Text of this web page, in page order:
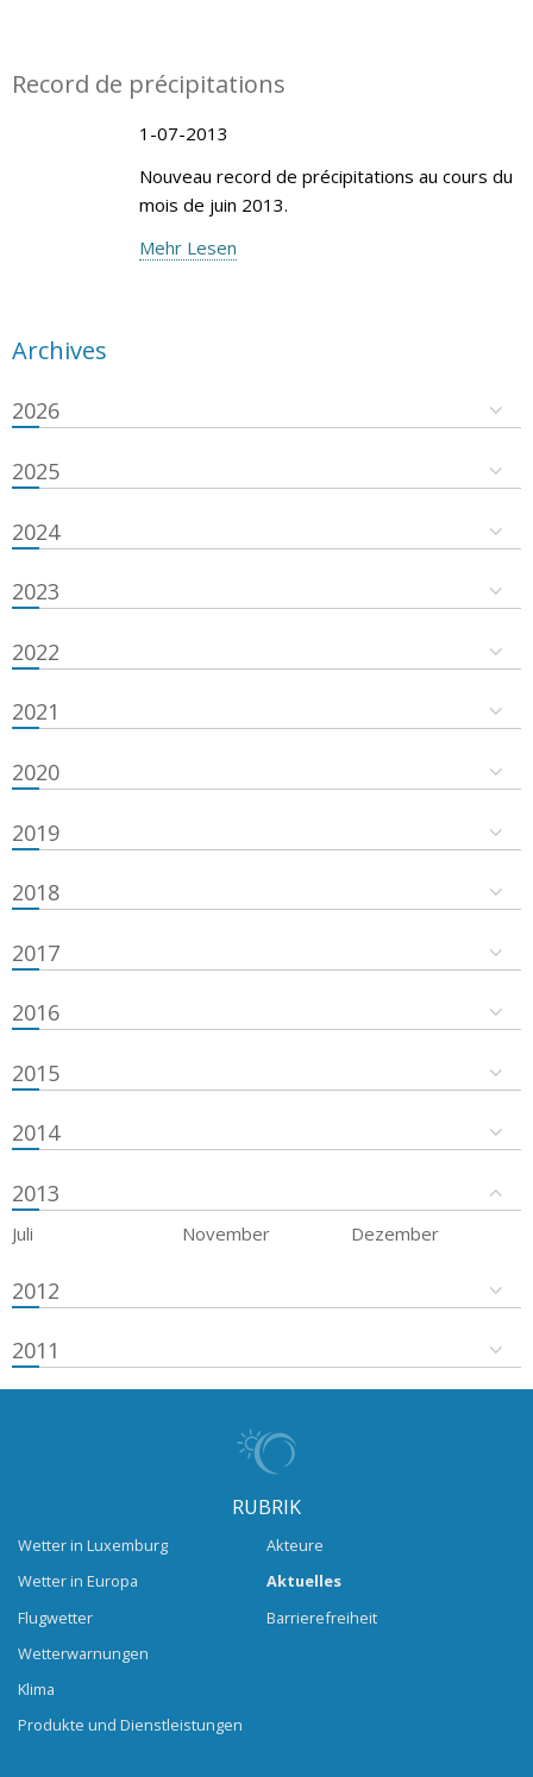
Record de précipitations
1-07-2013
Nouveau record de précipitations au cours du
mois de juin 2013.
Mehr Lesen
Archives
2026
2025
2024
2023
2022
2021
2020
2019
2018
2017
2016
2015
2014
2013
Juli November Dezember
2012
2011
RUBRIK
Wetter in Luxemburg
Wetter in Europa
Flugwetter
Wetterwarnungen
Klima
Produkte und Dienstleistungen
Akteure
Aktuelles
Barrierefreiheit